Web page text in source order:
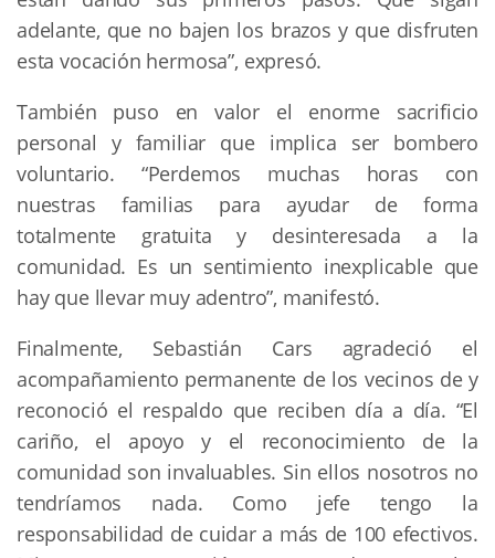
adelante, que no bajen los brazos y que disfruten
esta vocación hermosa”, expresó.
También puso en valor el enorme sacrificio
personal y familiar que implica ser bombero
voluntario. “Perdemos muchas horas con
nuestras familias para ayudar de forma
totalmente gratuita y desinteresada a la
comunidad. Es un sentimiento inexplicable que
hay que llevar muy adentro”, manifestó.
Finalmente, Sebastián Cars agradeció el
acompañamiento permanente de los vecinos de y
reconoció el respaldo que reciben día a día. “El
cariño, el apoyo y el reconocimiento de la
comunidad son invaluables. Sin ellos nosotros no
tendríamos nada. Como jefe tengo la
responsabilidad de cuidar a más de 100 efectivos.